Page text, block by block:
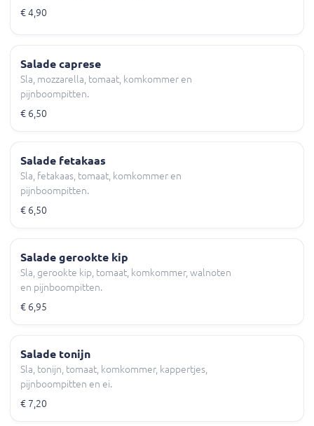
€ 4,90
Salade caprese
Sla, mozzarella, tomaat, komkommer en
pijnboompitten.
€ 6,50
Salade fetakaas
Sla, fetakaas, tomaat, komkommer en
pijnboompitten.
€ 6,50
Salade gerookte kip
Sla, gerookte kip, tomaat, komkommer, walnoten
en pijnboompitten.
€ 6,95
Salade tonijn
Sla, tonijn, tomaat, komkommer, kappertjes,
pijnboompitten en ei.
€ 7,20